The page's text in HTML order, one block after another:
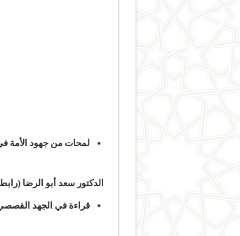
لمحات من جهود الأمة
الدكتور سعد أبو الرضا
قراءة في الجهد